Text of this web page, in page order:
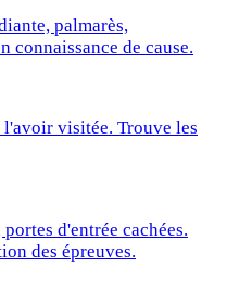
palmarès,
connaissance de cause.
l'avoir visitée. Trouve les
d'entrée cachées.
des épreuves.